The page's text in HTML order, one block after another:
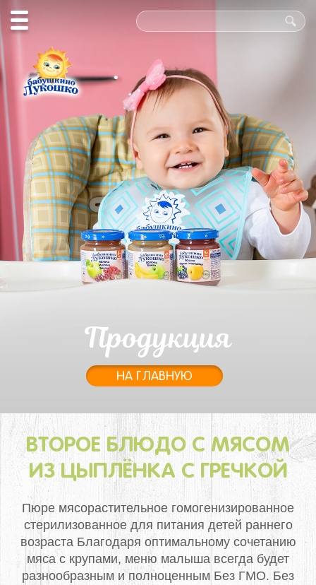
Польза
в каждой
ложке!
Продукция
НА ГЛАВНУЮ
ВТОРОЕ БЛЮДО С МЯСОМ
ИЗ ЦЫПЛЁНКА С ГРЕЧКОЙ
Пюре мясорастительное гомогенизированное
стерилизованное для питания детей раннего
возрастаБлагодаря оптимальному сочетанию
мяса с крупами, меню малыша всегда будет
разнообразным и полноценным Без ГМО. Без